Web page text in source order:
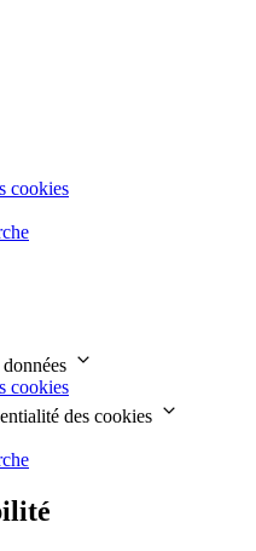
cookies
cookies
des cookies